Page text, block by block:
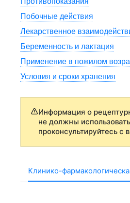
Побочные действия
Лекарственное
Беременность и лактация
Применение в пожилом
Условия и сроки хранения
Информация о
не должны
проконсультируйтесь с
Клинико-